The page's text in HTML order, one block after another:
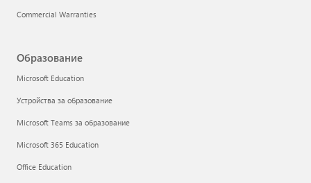
Commercial Warranties
Образование
Microsoft Education
Устройства за образование
Microsoft Teams за образование
Microsoft 365 Education
Office Education